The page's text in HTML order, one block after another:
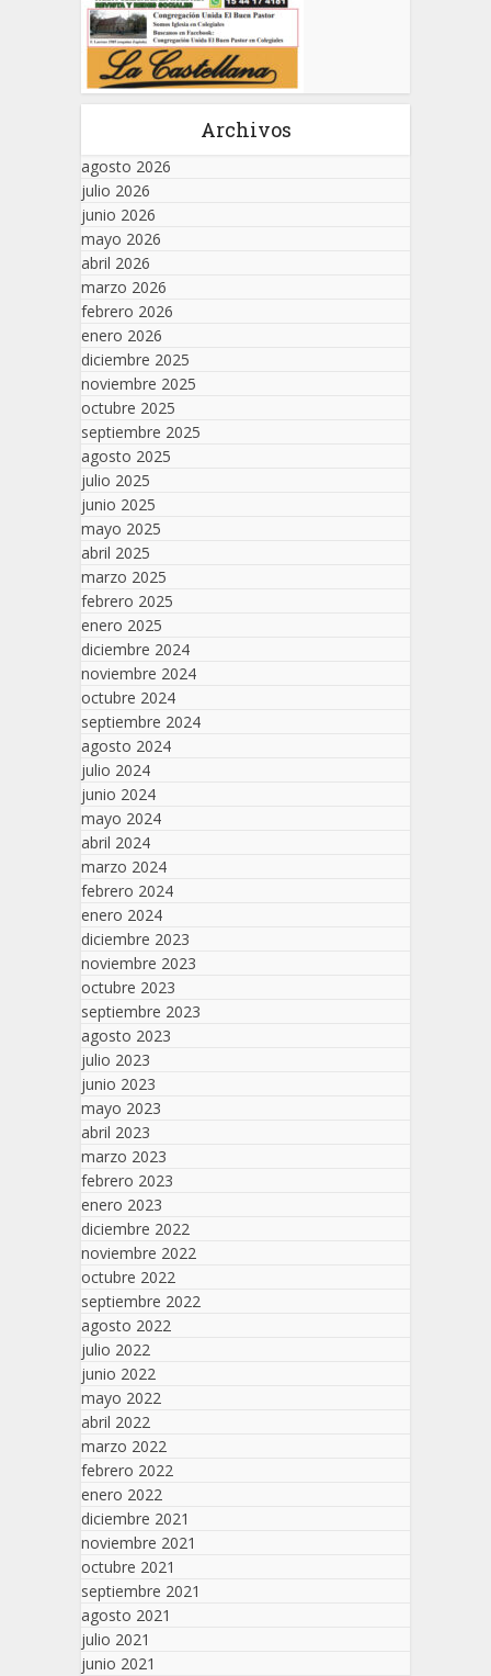
Archivos
agosto 2026
julio 2026
junio 2026
mayo 2026
abril 2026
marzo 2026
febrero 2026
enero 2026
diciembre 2025
noviembre 2025
octubre 2025
septiembre 2025
agosto 2025
julio 2025
junio 2025
mayo 2025
abril 2025
marzo 2025
febrero 2025
enero 2025
diciembre 2024
noviembre 2024
octubre 2024
septiembre 2024
agosto 2024
julio 2024
junio 2024
mayo 2024
abril 2024
marzo 2024
febrero 2024
enero 2024
diciembre 2023
noviembre 2023
octubre 2023
septiembre 2023
agosto 2023
julio 2023
junio 2023
mayo 2023
abril 2023
marzo 2023
febrero 2023
enero 2023
diciembre 2022
noviembre 2022
octubre 2022
septiembre 2022
agosto 2022
julio 2022
junio 2022
mayo 2022
abril 2022
marzo 2022
febrero 2022
enero 2022
diciembre 2021
noviembre 2021
octubre 2021
septiembre 2021
agosto 2021
julio 2021
junio 2021